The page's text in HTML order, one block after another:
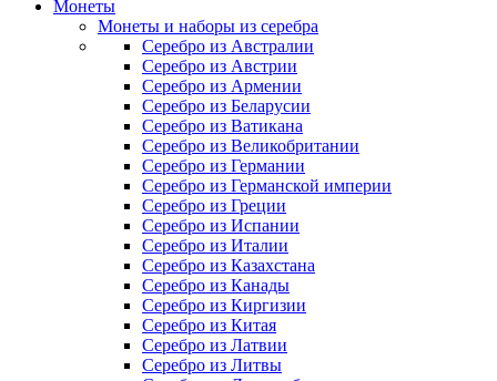
Монеты
Монеты и наборы из серебра
Серебро из Австралии
Серебро из Австрии
Серебро из Армении
Серебро из Беларусии
Серебро из Ватикана
Серебро из Великобритании
Серебро из Германии
Серебро из Германской империи
Серебро из Греции
Серебро из Испании
Серебро из Италии
Серебро из Казахстана
Серебро из Канады
Серебро из Киргизии
Серебро из Китая
Серебро из Латвии
Серебро из Литвы